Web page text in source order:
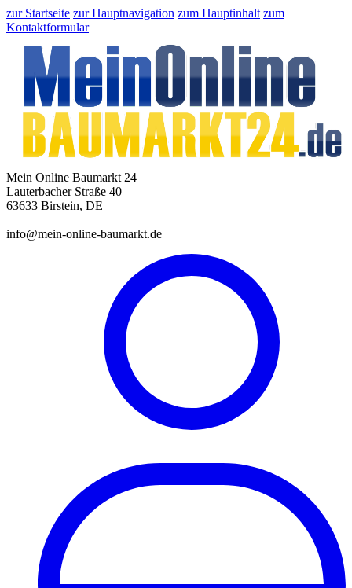
zur Startseite zur Hauptnavigation zum Hauptinhalt zum
Kontaktformular
Mein Online Baumarkt 24
Lauterbacher Straße 40
63633 Birstein, DE
info@mein-online-baumarkt.de